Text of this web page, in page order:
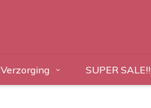
Verzorging SUPER SALE!!